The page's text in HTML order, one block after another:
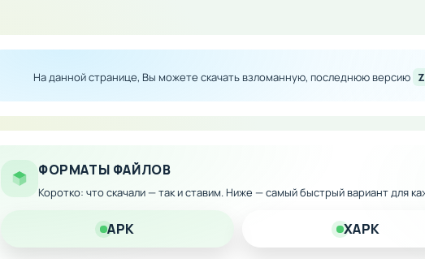
Полный доступ ко всем улучшениям и боевым модификациям
Загрузите модифицированную версию на Android и наслаждайтесь
преград!
На данной странице, Вы можете скачать взломанную, последнюю версию
ФОРМАТЫ ФАЙЛОВ
Коротко: что скачали — так и ставим. Ниже — самый быстрый вариант для
APK XAPK